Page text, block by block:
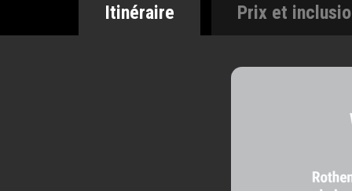
Itinéraire Prix et